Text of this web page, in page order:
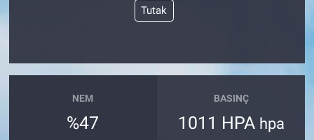
Tutak
NEM
%47
BASINÇ
1011 HPA hpa